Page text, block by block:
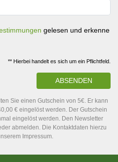
gelesen und erkenne
** Hierbei handelt es sich um ein Pflichtfeld.
ABSENDEN
Sie einen Gutschein von 5€. Er kann
€ eingelöst werden. Der Gutschein
eingelöst werden. Den Newsletter
abmelden. Die Kontaktdaten hierzu
Impressum.